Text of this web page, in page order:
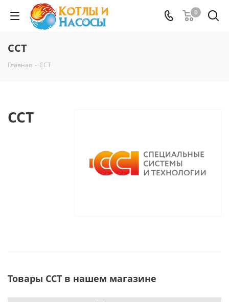
0
ССТ
Главная - ССТ
ССТ
Товары ССТ в нашем магазине